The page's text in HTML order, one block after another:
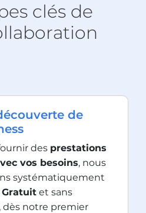
clés de
de
des prestations
vos besoins, nous
systématiquement
Gratuit et sans
notre premier